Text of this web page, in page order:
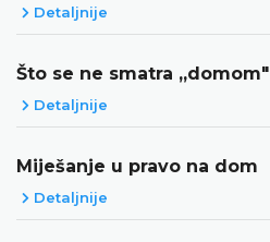
Detaljnije
Što se ne smatra „domom"
Detaljnije
Miješanje u pravo na dom
Detaljnije